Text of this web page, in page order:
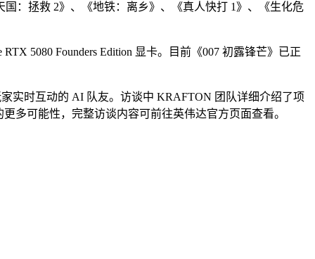
：拯救 2》、《地铁：离乡》、《真人快打 1》、《生化危
5080 Founders Edition 显卡。目前《007 初露锋芒》已正
实时互动的 AI 队友。访谈中 KRAFTON 团队详细介绍了项
多可能性，完整访谈内容可前往英伟达官方页面查看。